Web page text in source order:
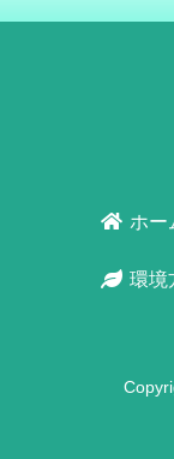
ホー
環境